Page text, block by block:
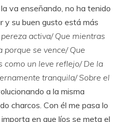
va enseñando, no ha tenido
y su buen gusto está más
activa/ Que mientras
porque se vence/ Que
como un leve reflejo/ De la
tranquila/ Sobre el
a la misma
charcos. Con él me pasa lo
en que líos se meta el